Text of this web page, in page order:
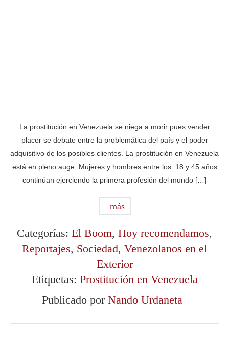
La prostitución en Venezuela se niega a morir pues vender
placer se debate entre la problemática del país y el poder
adquisitivo de los posibles clientes. La prostitución en Venezuela
está en pleno auge. Mujeres y hombres entre los 18 y 45 años
continúan ejerciendo la primera profesión del mundo […]
más
Categorías: El Boom, Hoy recomendamos,
Reportajes, Sociedad, Venezolanos en el
Exterior
Etiquetas: Prostitución en Venezuela
Publicado por Nando Urdaneta